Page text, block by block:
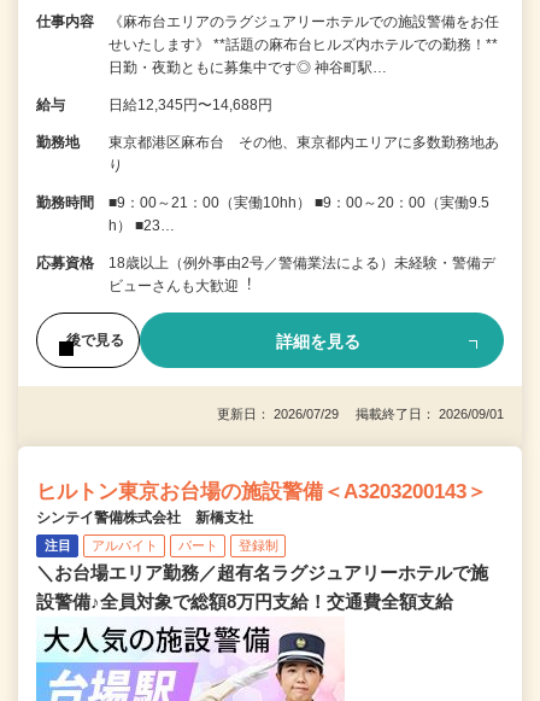
仕事内容
《麻布台エリアのラグジュアリーホテルでの施設警備をお任
せいたします》 **話題の麻布台ヒルズ内ホテルでの勤務！**
日勤・夜勤ともに募集中です◎ 神谷町駅…
給与 日給12,345円〜14,688円
勤務地
東京都港区麻布台 その他、東京都内エリアに多数勤務地あ
り
勤務時間
■9：00～21：00（実働10hh） ■9：00～20：00（実働9.5
h） ■23…
応募資格
18歳以上（例外事由2号／警備業法による）未経験・警備デ
ビューさんも⼤歓迎︕
後で見る 詳細を見る
更新日： 2026/07/29 掲載終了日： 2026/09/01
ヒルトン東京お台場の施設警備＜A3203200143＞
シンテイ警備株式会社 新橋支社
注目 アルバイト パート 登録制
＼お台場エリア勤務／超有名ラグジュアリーホテルで施
設警備♪全員対象で総額8万円支給！交通費全額支給